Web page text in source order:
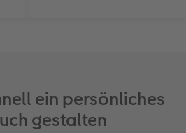
ein persönliches
gestalten